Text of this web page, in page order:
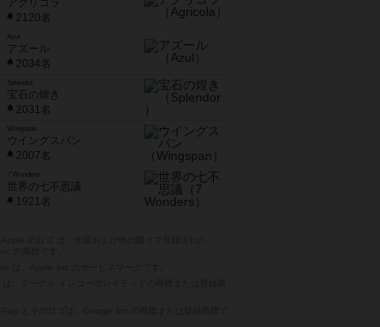
アグリコラ
2120名
Azul
アズール
2034名
宝石の煌き
2031名
Wingspan
ウイングスパン
2007名
7 Wonders
世界の七不思議
1921名